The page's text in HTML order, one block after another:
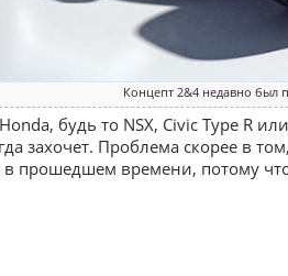
Концепт 2&4 недавно был
будь то NSX, Civic Type R
захочет. Проблема скорее в
в прошедшем времени, потому